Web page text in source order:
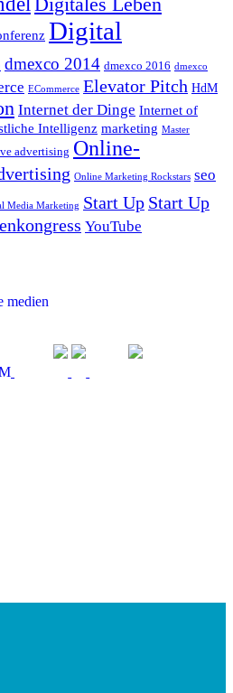
Digitales Leben
Digital
dmexco 2014 dmexco 2016 dmexco
ECommerce Elevator Pitch HdM
Internet der Dinge Internet of
Intelligenz marketing Master
advertising Online-
Online Marketing Rockstars seo
Media Marketing Start Up Start Up
YouTube